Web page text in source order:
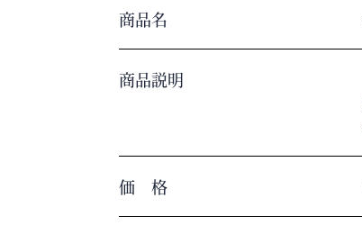
商品名
商品説明
価 格